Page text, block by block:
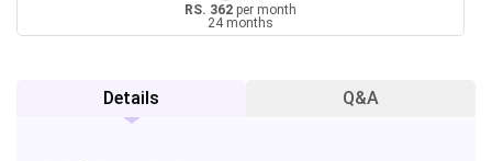
RS. 362 per month
24 months
Details Q&A